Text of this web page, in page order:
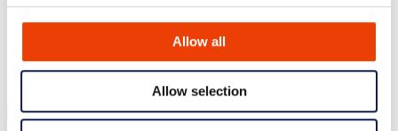
Allow all
Allow selection
Home/Solutions de nettoyage/Nettoyage manuel. Nettoyage
Systèmes de nettoyage